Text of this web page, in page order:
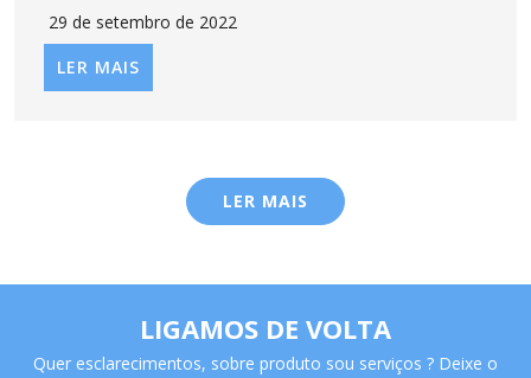
29 de setembro de 2022
LER MAIS
LER MAIS
LIGAMOS DE VOLTA
Quer esclarecimentos, sobre produto sou serviços ? Deixe o